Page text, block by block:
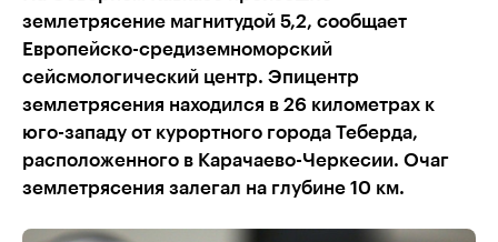
землетрясение магнитудой 5,2, сообщает
Европейско-средиземноморский
сейсмологический центр. Эпицентр
землетрясения находился в 26 километрах к
юго-западу от курортного города Теберда,
расположенного в Карачаево-Черкесии. Очаг
землетрясения залегал на глубине 10 км.